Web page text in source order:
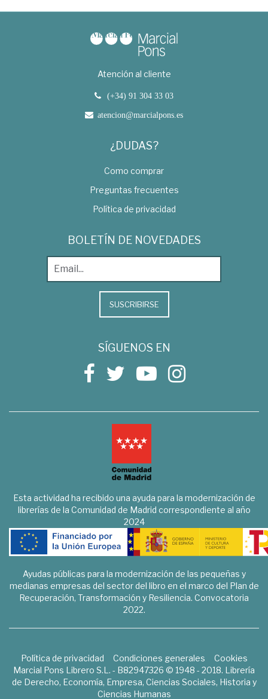
Atención al cliente
(+34) 91 304 33 03
atencion@marcialpons.es
¿DUDAS?
Como comprar
Preguntas frecuentes
Política de privacidad
BOLETÍN DE NOVEDADES
SUSCRIBIRSE
SÍGUENOS EN
Esta actividad ha recibido una ayuda para la modernización de
librerías de la Comunidad de Madrid correspondiente al año
2024
Ayudas públicas para la modernización de las pequeñas y
medianas empresas del sector del libro en el marco del Plan de
Recuperación, Transformación y Resiliencia. Convocatoria
2022.
Política de privacidad Condiciones generales
Cookies
Marcial Pons Librero S.L. - B82947326 © 1948 - 2018. Librería
de Derecho, Economía, Empresa, Ciencias Sociales, Historia y
Ciencias Humanas